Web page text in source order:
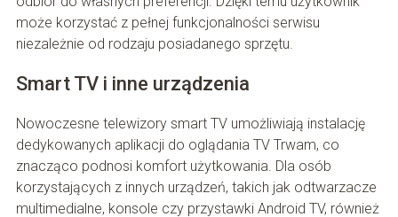
może korzystać z pełnej funkcjonalności serwisu
niezależnie od rodzaju posiadanego sprzętu.
Smart TV i inne urządzenia
Nowoczesne telewizory smart TV umożliwiają instalację
dedykowanych aplikacji do oglądania TV Trwam, co
znacząco podnosi komfort użytkowania. Dla osób
korzystających z innych urządzeń, takich jak odtwarzacze
multimedialne, konsole czy przystawki Android TV, również